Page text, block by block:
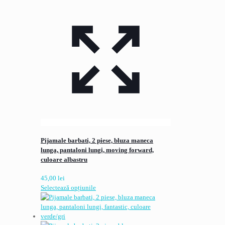
Pijamale barbati, 2 piese, bluza maneca
lunga, pantaloni lungi, moving forward,
culoare albastru
45,00 lei
Selectează opțiunileAcest
produs
are